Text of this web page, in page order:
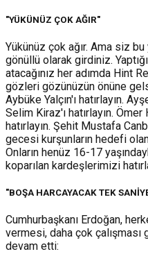
"YÜKÜNÜZ ÇOK AĞIR"
Yükünüz çok ağır. Ama siz
gönüllü olarak girdiniz.
atacağınız her adımda Hint
gözleri gözünüzün önüne
Aybüke Yalçın'ı hatırlayın.
Selim Kiraz'ı hatırlayın.
hatırlayın. Şehit Mustafa
gecesi kurşunların hedefi olan
Onların henüz 16-17
koparılan kardeşlerimizi
"BOŞA HARCAYACAK TEK
Cumhurbaşkanı Erdoğan,
vermesi, daha çok
devam etti: